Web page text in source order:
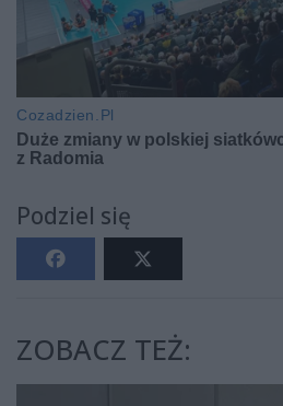
Podziel się
ZOBACZ TEŻ: